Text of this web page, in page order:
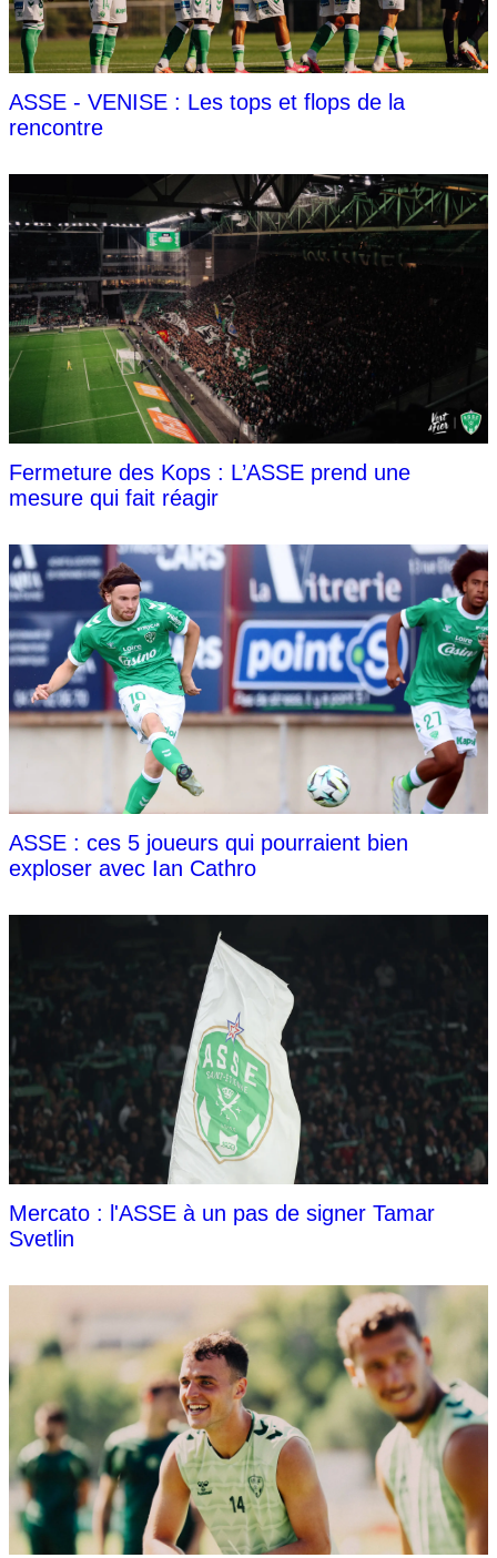
ASSE - VENISE : Les tops et flops de la
rencontre
Fermeture des Kops : L’ASSE prend une
mesure qui fait réagir
ASSE : ces 5 joueurs qui pourraient bien
exploser avec Ian Cathro
Mercato : l'ASSE à un pas de signer Tamar
Svetlin